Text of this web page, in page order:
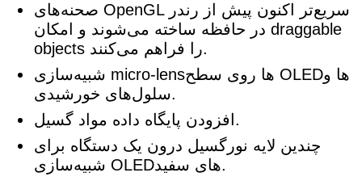
صحنه‌های OpenGL سریع‌تر اکنون پیش از رندر
در حافظه ساخته می‌شوند و امکان draggable
objects را فراهم می‌کنند.
شبیه‌سازی micro-lensها روی سطح OLEDها و
سلول‌های خورشیدی.
افزودن پایگاه داده مواد گسیل.
چندین لایه نورگسیل درون یک دستگاه برای
شبیه‌سازی OLEDهای سفید.